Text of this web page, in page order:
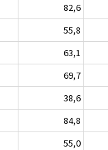
82,6
55,8
63,1
69,7
38,6
84,8
55,0